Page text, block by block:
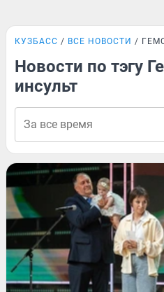
КУЗБАСС ВСЕ НОВОСТИ
Новости по тэгу
инсульт